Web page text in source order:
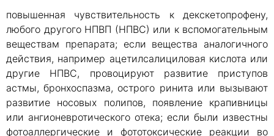
повышенная чувствительность к декскетопрофену,
любого другого НПВП (НПВС) или к вспомогательным
веществам препарата; если вещества аналогичного
действия, например ацетилсалициловая кислота или
другие НПВС, провоцируют развитие приступов
астмы, бронхоспазма, острого ринита или вызывают
развитие носовых полипов, появление крапивницы
или ангионевротического отека; если были известны
фотоаллергические и фототоксические реакции во